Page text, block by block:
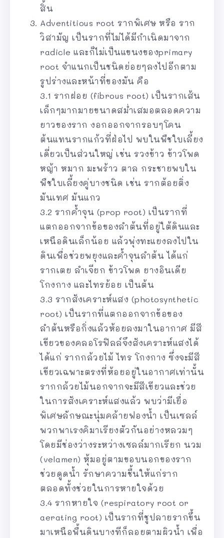
สิ้น
Adventitious root รากพิเศษ หรือ ราก
วิสามัญ เป็นรากที่ไม่ได้มีกำเนิดมาจาก
radicle และก็ไม่เป็นแขนงของprimary
root จำแนกเป็นชนิดย่อยๆลงไปอีกตาม
รูปร่างและหน้าที่ของมัน คือ
3.1 รากฝอย (fibrous root) เป็นรากเส้น
เล็กๆมากมายขนาดสม่ำเสมอตลอดความ
ยาวของราก งอกออกจากรอบๆโคน
ต้นแทนรากแก้วที่ฝ่อไป พบในพืชใบเลี้ยง
เดี่ยวเป็นส่วนใหญ่ เช่น รวงข้าว ข้าวโพด
หญ้า หมาก มะพร้าว ตาล กระชายพบใน
พืชใบเลี้ยงคู่บางชนิด เช่น รากต้อยติ่ง
มันเทศ มันแกว
3.2 รากค้ำจุน (prop root) เป็นรากที่
แตกออกจากข้อของลำต้นที่อยู่ใต้ดินและ
เหนือดินเล็กน้อย แล้วพุ่งทะแยงลงไปใน
ดินเพื่อช่วยพยุงและค้ำจุนลำต้น ได้แก่
รากเตย ลำเจียก ข้าวโพด ยางอินเดีย
โกงกาง และไทรย้อย เป็นต้น
3.3 รากสังเคราะห์แสง (photosynthetic
root) เป็นรากที่แตกออกจากข้อของ
ลำต้นหรือกิ่งแล้วห้อยลงมาในอากาศ มีสี
เขียวของคลอโรฟิลล์จึงสังเคราะห์แสงได้
ได้แก่ รากกล้วยไม้ ไทร โกงกาง ซึ่งจะมีสี
เขียวเฉพาะตรงที่ห้อยอยู่ในอากาศเท่านั้น
รากกล้วยไม้นอกจากจะมีสีเขียวและช่วย
ในการสังเคราะห์แสงแล้ว พบว่ามีเยื่อ
พิเศษลักษณะนุ่มคล้ายฟองน้ำ เป็นเซลล์
พวกพาเรงคิมาเรียงตัวกันอย่างหลวมๆ
โดยมีช่องว่างระหว่างเซลล์มากเรียก นวม
(velamen) หุ้มอยู่ตามขอบนอกของราก
ช่วยดูดน้ำ รักษาความชื้นให้แก่ราก
ตลอดทั้งช่วยในการหายใจด้วย
3.4 รากหายใจ (respiratory root or
aerating root) เป็นรากที่ชูปลายรากขึ้น
มาเหนือพื้นดินบางทีก็ลอยตามผิวน้ำ เพื่อ